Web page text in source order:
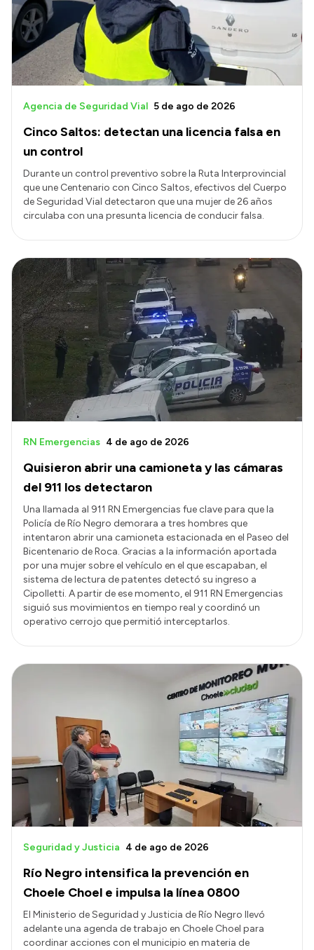
Cinco Saltos: detectan una licencia falsa en
un control
Agencia de Seguridad Vial 5 de ago de 2026
Durante un control preventivo sobre la Ruta Interprovincial
que une Centenario con Cinco Saltos, efectivos del Cuerpo
de Seguridad Vial detectaron que una mujer de 26 años
circulaba con una presunta licencia de conducir falsa.
Quisieron abrir una camioneta y las cámaras
del 911 los detectaron
RN Emergencias 4 de ago de 2026
Una llamada al 911 RN Emergencias fue clave para que la
Policía de Río Negro demorara a tres hombres que
intentaron abrir una camioneta estacionada en el Paseo del
Bicentenario de Roca. Gracias a la información aportada
por una mujer sobre el vehículo en el que escapaban, el
sistema de lectura de patentes detectó su ingreso a
Cipolletti. A partir de ese momento, el 911 RN Emergencias
siguió sus movimientos en tiempo real y coordinó un
operativo cerrojo que permitió interceptarlos.
Río Negro intensifica la prevención en
Choele Choel e impulsa la línea 0800
Seguridad y Justicia 4 de ago de 2026
El Ministerio de Seguridad y Justicia de Río Negro llevó
adelante una agenda de trabajo en Choele Choel para
coordinar acciones con el municipio en materia de